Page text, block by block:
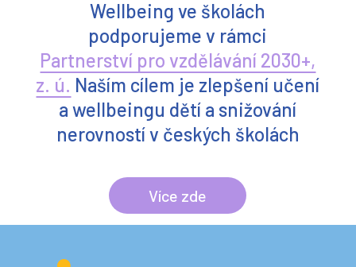
Partnerství pro vzdělávání 2030+,
Naším cílem je zlepšení učení
a wellbeingu dětí a snižování
nerovností v českých školách
Více zde